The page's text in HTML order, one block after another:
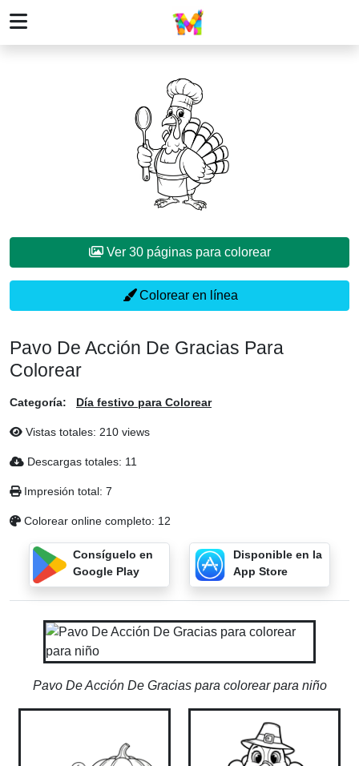
Ver 30 páginas para colorear
Colorear en línea
Pavo De Acción De Gracias Para
Colorear
Categoría: Día festivo para Colorear
Vistas totales: 210 views
Descargas totales: 11
Impresión total: 7
Colorear online completo: 12
Consíguelo en
Google Play
Disponible en la
App Store
Pavo De Acción De Gracias para colorear para niño